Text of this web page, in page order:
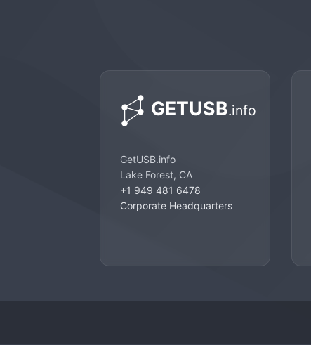
GetUSB.info
Lake Forest, CA
+1 949 481 6478
Corporate Headquarters